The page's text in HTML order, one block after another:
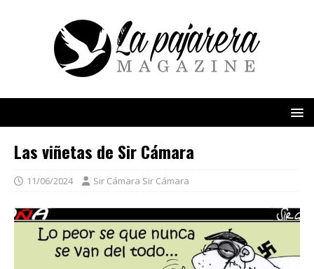
Las viñetas de Sir Cámara
11/06/2024 Sir Cámara Sir Cámara